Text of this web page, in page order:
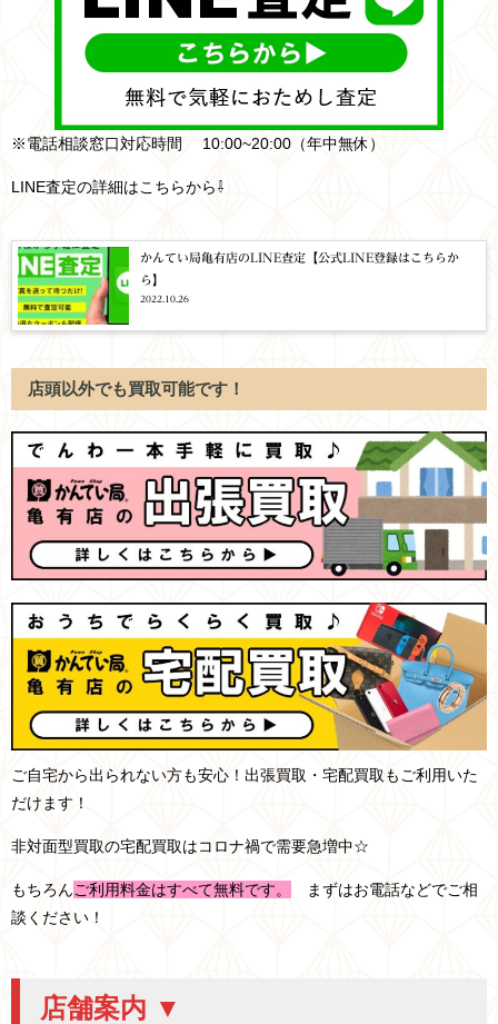
※電話相談窓口対応時間 10:00~20:00（年中無休）
LINE査定の詳細はこちらから⇩
かんてい局亀有店のLINE査定【公式LINE登録はこちらか
ら】
2022.10.26
店頭以外でも買取可能です！
ご自宅から出られない方も安心！出張買取・宅配買取もご利用いた
だけます！
非対面型買取の宅配買取はコロナ禍で需要急増中☆
もちろんご利用料金はすべて無料です。
まずはお電話などでご相
談ください！
店舗案内 ▼